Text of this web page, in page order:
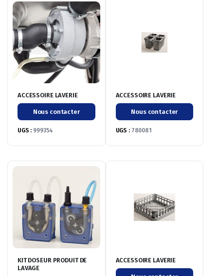
ACCESSOIRE LAVERIE
Nous contacter
UGS : 999354
ACCESSOIRE LAVERIE
Nous contacter
UGS : 780081
KIT DOSEUR PRODUIT DE
LAVAGE
ACCESSOIRE LAVERIE